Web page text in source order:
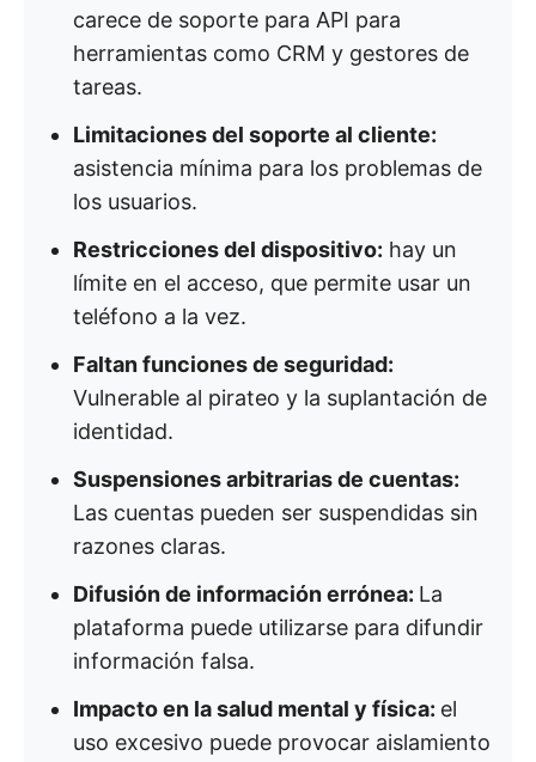
carece de soporte para API para
herramientas como CRM y gestores de
tareas.
Limitaciones del soporte al cliente:
asistencia mínima para los problemas de
los usuarios.
Restricciones del dispositivo: hay un
límite en el acceso, que permite usar un
teléfono a la vez.
Faltan funciones de seguridad:
Vulnerable al pirateo y la suplantación de
identidad.
Suspensiones arbitrarias de cuentas:
Las cuentas pueden ser suspendidas sin
razones claras.
Difusión de información errónea: La
plataforma puede utilizarse para difundir
información falsa.
Impacto en la salud mental y física: el
uso excesivo puede provocar aislamiento